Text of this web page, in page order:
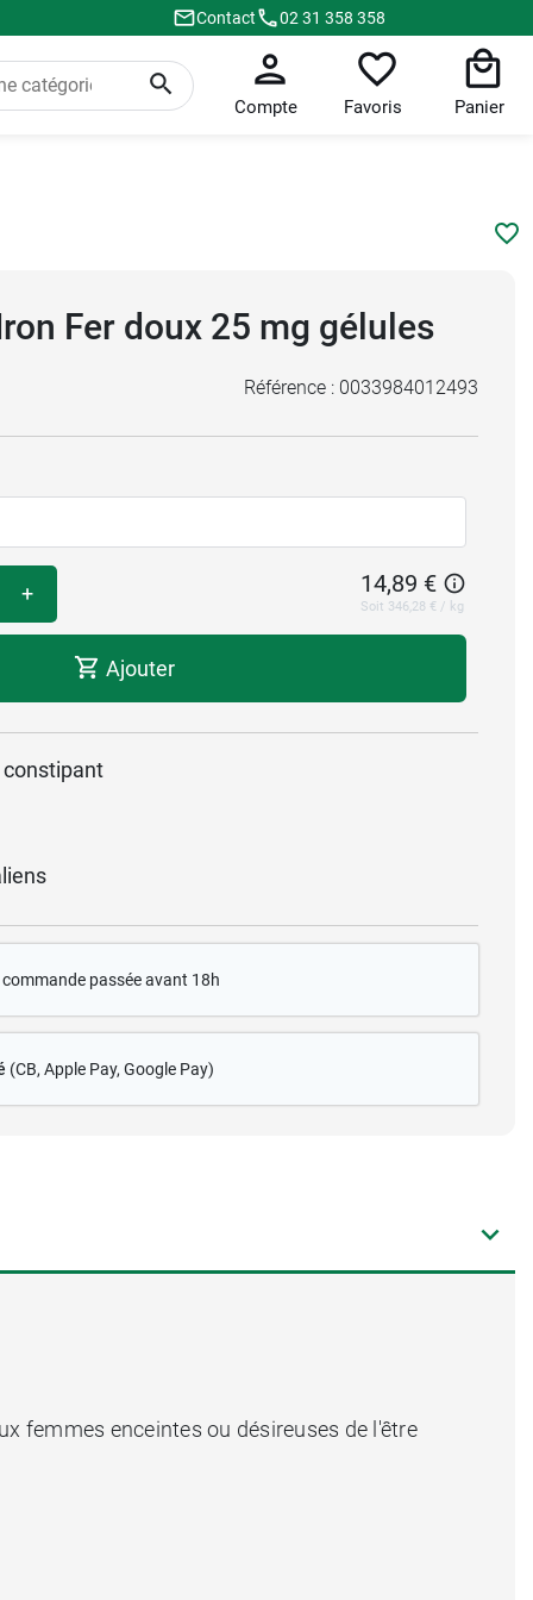
Contact 02 31 358 358
Compte Favoris Panier
Fer doux 25 mg gélules
Référence : 0033984012493
+ 14,89 €
Soit 346,28 € / kg
Ajouter
constipant
passée avant 18h
(CB, Apple Pay, Google Pay)
femmes enceintes ou désireuses de l'être